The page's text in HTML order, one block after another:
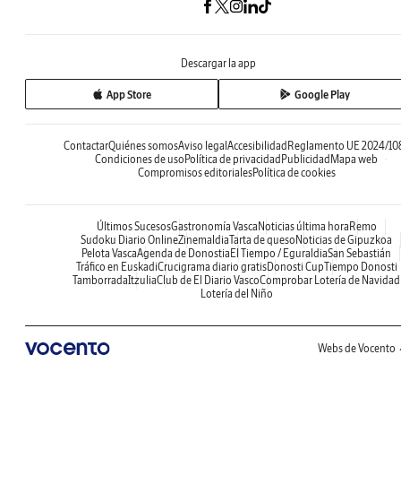
Descargar la app
App Store Google Play
ContactarQuiénes somosAviso legal Accesibilidad Reglamento UE 2024/
Condiciones de uso Política de privacidad Publicidad Mapa web
Compromisos editorialesPolítica de cookies
Últimos SucesosGastronomía Vasca Noticias última hora Remo
Sudoku Diario OnlineZinemaldiaTarta de queso Noticias de Gipuzkoa
Pelota VascaAgenda de Donostia El Tiempo / EguraldiaSan Sebastián
Tráfico en EuskadiCrucigrama diario gratisDonosti CupTiempo Donosti
TamborradaItzuliaClub de El Diario VascoComprobar Lotería de Navidad
Lotería del Niño
Webs de Vocento